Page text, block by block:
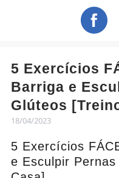
5 Exercícios
Barriga e
Glúteos
18/04/2023
5 Exercícios
e Esculpir